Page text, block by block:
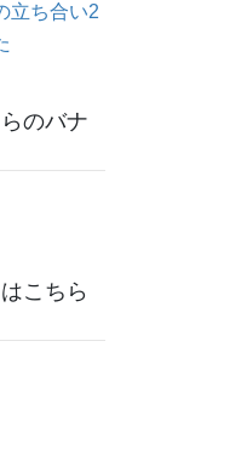
立ち合い2
のバナ
こちら